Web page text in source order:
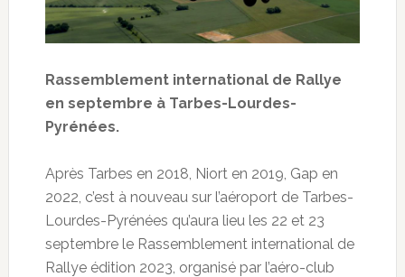
Rassemblement international de Rallye
en septembre à Tarbes-Lourdes-
Pyrénées.
Après Tarbes en 2018, Niort en 2019, Gap en
2022, c’est à nouveau sur l’aéroport de Tarbes-
Lourdes-Pyrénées qu’aura lieu les 22 et 23
septembre le Rassemblement international de
Rallye édition 2023, organisé par l’aéro-club